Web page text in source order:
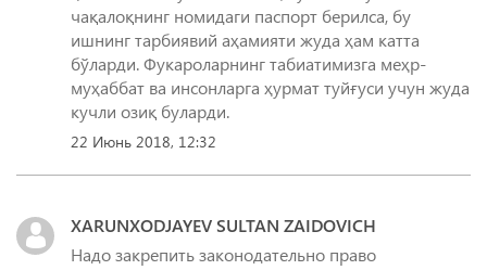
чақалоқнинг номидаги паспорт берилса, бу
ишнинг тарбиявий аҳамияти жуда ҳам катта
бўларди. Фукароларнинг табиатимизга меҳр-
муҳаббат ва инсонларга ҳурмат туйғуси учун жуда
кучли озиқ буларди.
22 Июнь 2018, 12:32
XARUNXODJAYEV SULTAN ZAIDOVICH
Надо закрепить законодательно право